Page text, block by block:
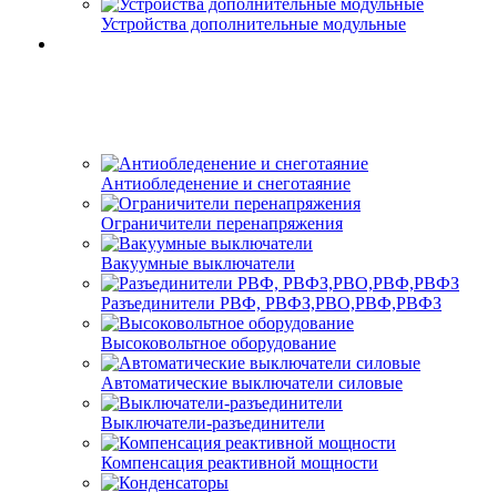
Устройства дополнительные модульные
Антиобледенение и снеготаяние
Ограничители перенапряжения
Вакуумные выключатели
Разъединители РВФ, РВФЗ,РВО,РВФ,РВФЗ
Высоковольтное оборудование
Автоматические выключатели cиловые
Выключатели-разъединители
Компенсация реактивной мощности